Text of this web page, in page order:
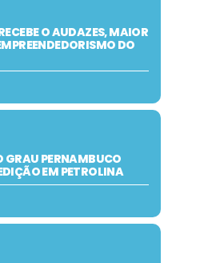
O AUDAZES, MAIOR
DO
GRAU PERNAMBUCO
EM PETROLINA